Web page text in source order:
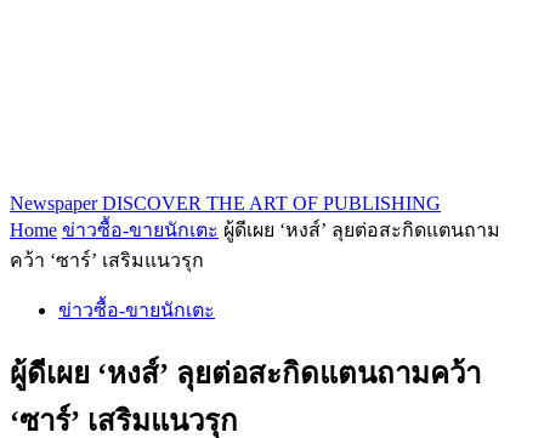
Newspaper DISCOVER THE ART OF PUBLISHING
Home ข่าวซื้อ-ขายนักเตะ ผู้ดีเผย ‘หงส์’ ลุยต่อสะกิดแตนถาม
คว้า ‘ซาร์’ เสริมแนวรุก
ข่าวซื้อ-ขายนักเตะ
ผู้ดีเผย ‘หงส์’ ลุยต่อสะกิดแตนถามคว้า
‘ซาร์’ เสริมแนวรุก